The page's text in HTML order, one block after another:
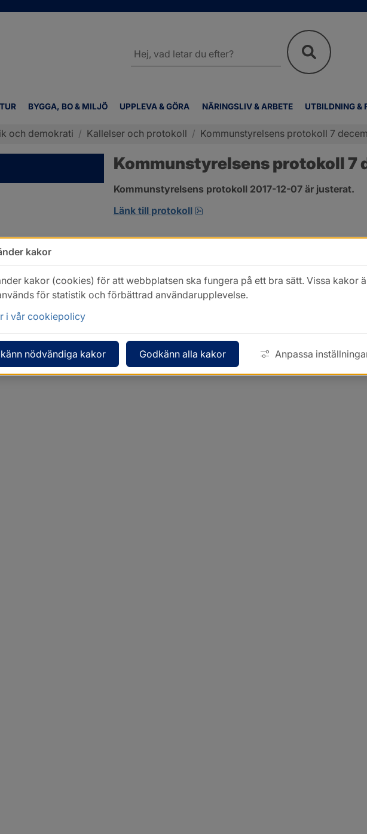
BYGGA, BO & MILJÖ UPPLEVA & GÖRA NÄRINGSLIV & ARBETE UTBILDNING &
webbplatsen
och demokrati / Kallelser och protokoll / Kommunstyrelsens protokoll 7
Kommunstyrelsens protokoll 7
Kommunstyrelsens protokoll 2017-12-07 är justerat.
Länk till protokoll
pdf, 123.1 kB, öppnas i nytt fönster.
kakor
kakor (cookies) för att webbplatsen ska fungera på ett bra sätt. Vissa kakor
för statistik och förbättrad användarupplevelse.
i vår cookiepolicy
nödvändiga kakor Godkänn alla kakor Anpassa